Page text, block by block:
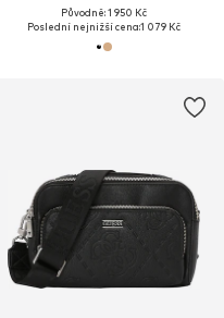
Původně: 1 950 Kč
Poslední nejnižší cena:1 079 Kč